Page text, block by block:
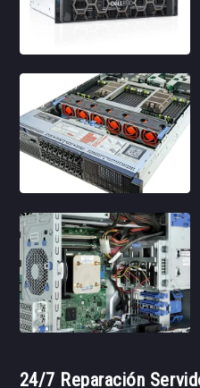
24/7 Reparación